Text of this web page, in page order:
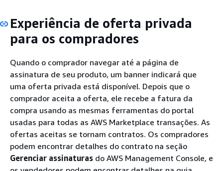
Experiência de oferta privada
para os compradores
Quando o comprador navegar até a página de
assinatura de seu produto, um banner indicará que
uma oferta privada está disponível. Depois que o
comprador aceita a oferta, ele recebe a fatura da
compra usando as mesmas ferramentas do portal
usadas para todas as AWS Marketplace transações. As
ofertas aceitas se tornam contratos. Os compradores
podem encontrar detalhes do contrato na seção
Gerenciar assinaturas do AWS Management Console, e